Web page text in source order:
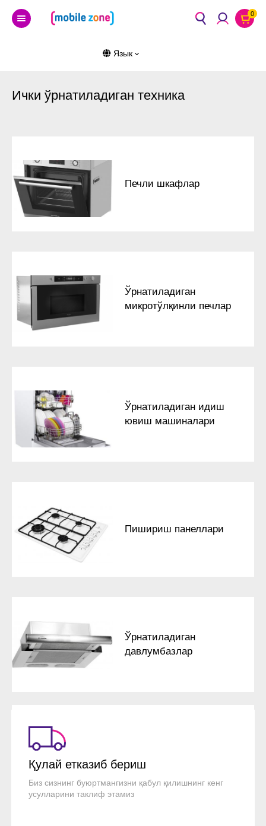
0
Язык
Ички ўрнатиладиган техника
Печли шкафлар
Ўрнатиладиган
микротўлқинли печлар
Ўрнатиладиган идиш
ювиш машиналари
Пишириш панеллари
Ўрнатиладиган
давлумбазлар
Қулай етказиб бериш
Биз сизнинг буюртмангизни қабул қилишнинг кенг
усулларини таклиф этамиз